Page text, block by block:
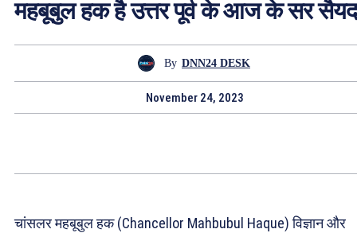
महबूबुल हक है उत्तर पूर्व के आज के सर सैयद
By DNN24 DESK
November 24, 2023
चांसलर महबूबुल हक (Chancellor Mahbubul Haque) विज्ञान और